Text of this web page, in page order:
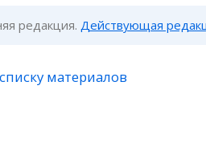
редакция. Действующая
материалов